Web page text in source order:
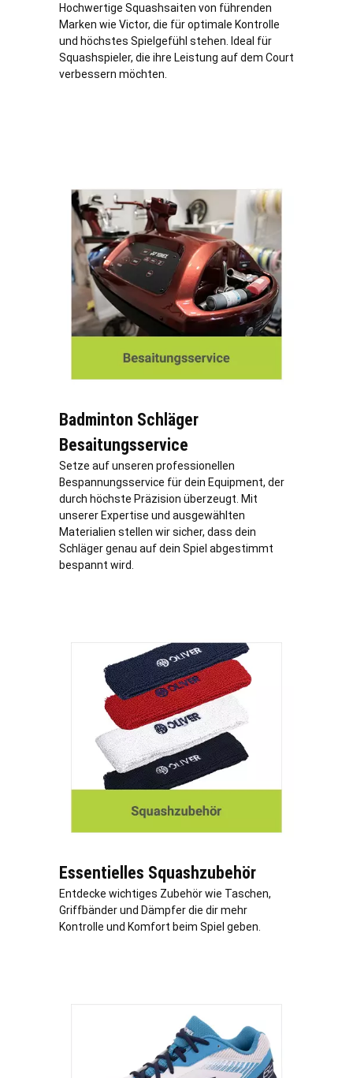
Hochwertige Squashsaiten von führenden
Marken wie Victor, die für optimale Kontrolle
und höchstes Spielgefühl stehen. Ideal für
Squashspieler, die ihre Leistung auf dem Court
verbessern möchten.
Badminton Schläger
Besaitungsservice
Setze auf unseren professionellen
Bespannungsservice für dein Equipment, der
durch höchste Präzision überzeugt. Mit
unserer Expertise und ausgewählten
Materialien stellen wir sicher, dass dein
Schläger genau auf dein Spiel abgestimmt
bespannt wird.
Essentielles Squashzubehör
Entdecke wichtiges Zubehör wie Taschen,
Griffbänder und Dämpfer die dir mehr
Kontrolle und Komfort beim Spiel geben.